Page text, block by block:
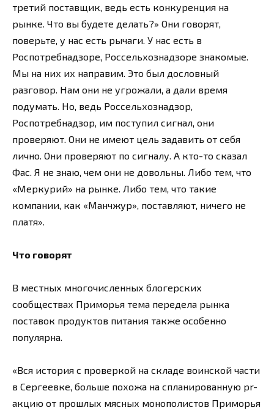
третий поставщик, ведь есть конкуренция на
рынке. Что вы будете делать?» Они говорят,
поверьте, у нас есть рычаги. У нас есть в
Роспотребнадзоре, Россельхознадзоре знакомые.
Мы на них их направим. Это был дословный
разговор. Нам они не угрожали, а дали время
подумать. Но, ведь Россельхознадзор,
Роспотребнадзор, им поступил сигнал, они
проверяют. Они не имеют цель задавить от себя
лично. Они проверяют по сигналу. А кто-то сказал
Фас. Я не знаю, чем они не довольны. Либо тем, что
«Меркурий» на рынке. Либо тем, что такие
компании, как «Манчжур», поставляют, ничего не
платя».
Что говорят
В местных многочисленных блогерских
сообществах Приморья тема передела рынка
поставок продуктов питания также особенно
популярна.
«Вся история с проверкой на складе воинской части
в Сергеевке, больше похожа на спланированную pr-
акцию от прошлых мясных монополистов Приморья